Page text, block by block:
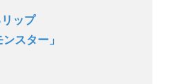
ップ
スター」